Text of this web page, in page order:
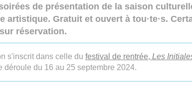
de présentation de la saison
artistique. Gratuit et ouvert à tou·te·s.
réservation.
s'inscrit dans celle du festival de rentrée, Les
déroule du 16 au 25 septembre 2024.